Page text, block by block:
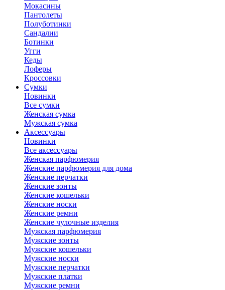
Мокасины
Пантолеты
Полуботинки
Сандалии
Ботинки
Угги
Кеды
Лоферы
Кроссовки
Сумки
Новинки
Все сумки
Женская сумка
Мужская сумка
Аксессуары
Новинки
Все аксессуары
Женская парфюмерия
Женские парфюмерия для дома
Женские перчатки
Женские зонты
Женские кошельки
Женские носки
Женские ремни
Женские чулочные изделия
Мужская парфюмерия
Мужские зонты
Мужские кошельки
Мужские носки
Мужские перчатки
Мужские платки
Мужские ремни